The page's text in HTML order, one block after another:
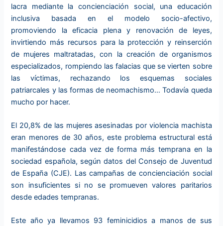
lacra mediante la concienciación social, una educación
inclusiva basada en el modelo socio-afectivo,
promoviendo la eficacia plena y renovación de leyes,
invirtiendo más recursos para la protección y reinserción
de mujeres maltratadas, con la creación de organismos
especializados, rompiendo las falacias que se vierten sobre
las víctimas, rechazando los esquemas sociales
patriarcales y las formas de neomachismo… Todavía queda
mucho por hacer.
El 20,8% de las mujeres asesinadas por violencia machista
eran menores de 30 años, este problema estructural está
manifestándose cada vez de forma más temprana en la
sociedad española, según datos del Consejo de Juventud
de España (CJE). Las campañas de concienciación social
son insuficientes si no se promueven valores paritarios
desde edades tempranas.
Este año ya llevamos 93 feminicidios a manos de sus